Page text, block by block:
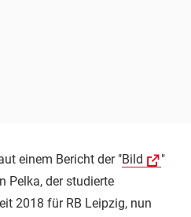
einem Bericht der "Bild
"
Pelka, der studierte
2018 für RB Leipzig, nun